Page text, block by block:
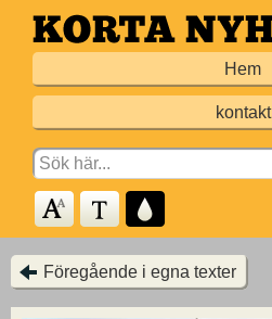
Hoppa
till
Hem
kontakt
Search
for:
Föregående i egna texter